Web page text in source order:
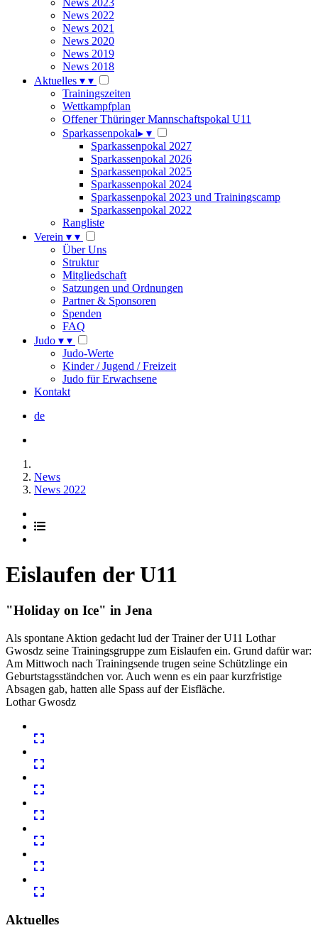
News 2023
News 2022
News 2021
News 2020
News 2019
News 2018
Aktuelles ▾ ▾
Trainingszeiten
Wettkampfplan
Offener Thüringer Mannschaftspokal U11
Sparkassenpokal▸ ▾
Sparkassenpokal 2027
Sparkassenpokal 2026
Sparkassenpokal 2025
Sparkassenpokal 2024
Sparkassenpokal 2023 und Trainingscamp
Sparkassenpokal 2022
Rangliste
Verein ▾ ▾
Über Uns
Struktur
Mitgliedschaft
Satzungen und Ordnungen
Partner & Sponsoren
Spenden
FAQ
Judo ▾ ▾
Judo-Werte
Kinder / Jugend / Freizeit
Judo für Erwachsene
Kontakt
de
News
News 2022
Eislaufen der U11
"Holiday on Ice" in Jena
Als spontane Aktion gedacht lud der Trainer der U11 Lothar
Gwosdz seine Trainingsgruppe zum Eislaufen ein. Grund dafür war:
Am Mittwoch nach Trainingsende trugen seine Schützlinge ein
Geburtstagsständchen vor. Auch wenn es ein paar kurzfristige
Absagen gab, hatten alle Spass auf der Eisfläche.
Lothar Gwosdz
Aktuelles